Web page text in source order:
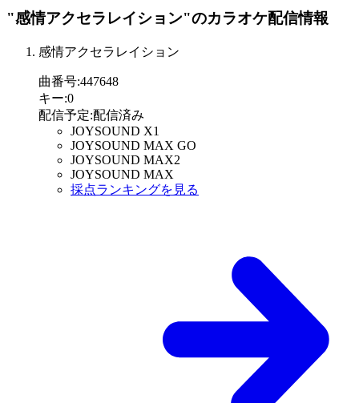
"感情アクセラレイション"のカラオケ配信情報
感情アクセラレイション
曲番号:447648
キー:0
配信予定:配信済み
JOYSOUND X1
JOYSOUND MAX GO
JOYSOUND MAX2
JOYSOUND MAX
採点ランキングを見る